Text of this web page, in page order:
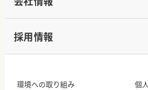
採用情報
環境への取り組み 個